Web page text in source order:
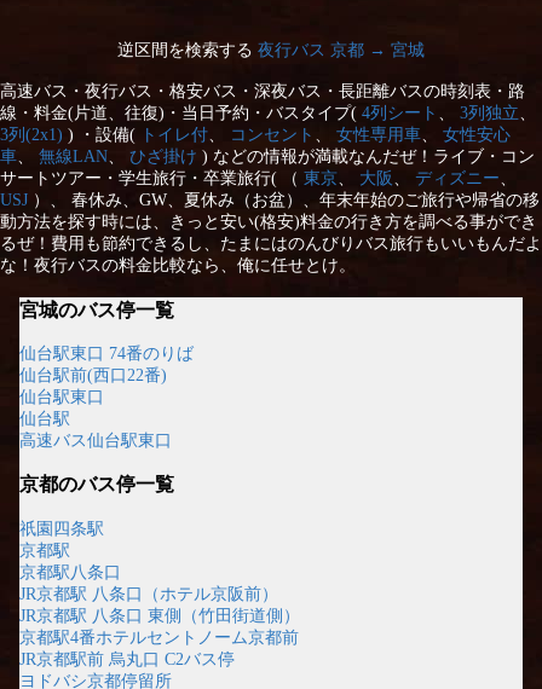
逆区間を検索する 夜行バス 京都 → 宮城
高速バス・夜行バス・格安バス・深夜バス・長距離バスの時刻表・路
線・料金(片道、往復)・当日予約・バスタイプ( 4列シート 、 3列独立、
3列(2x1) ) ・設備( トイレ付、 コンセント 、 女性専用車、 女性安心
車、 無線LAN、 ひざ掛け ) などの情報が満載なんだぜ！ライブ・コン
サートツアー・学生旅行・卒業旅行( （ 東京、 大阪 、 ディズニー、
USJ ）、 春休み、GW、夏休み（お盆）、年末年始のご旅行や帰省の移
動方法を探す時には、きっと安い(格安)料金の行き方を調べる事ができ
るぜ！費用も節約できるし、たまにはのんびりバス旅行もいいもんだよ
な！夜行バスの料金比較なら、俺に任せとけ。
宮城のバス停一覧
仙台駅東口 74番のりば
仙台駅前(西口22番)
仙台駅東口
仙台駅
高速バス仙台駅東口
京都のバス停一覧
祇園四条駅
京都駅
京都駅八条口
JR京都駅 八条口（ホテル京阪前）
JR京都駅 八条口 東側（竹田街道側）
京都駅4番ホテルセントノーム京都前
JR京都駅前 烏丸口 C2バス停
ヨドバシ京都停留所